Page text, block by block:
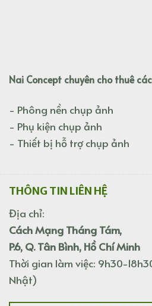
Nai Concept chuyên cho thuê
- Phông nền chụp ảnh
- Phụ kiện chụp ảnh
- Thiết bị hỗ trợ chụp ảnh
THÔNG TIN LIÊN HỆ
Địa chỉ:
Cách Mạng Tháng Tám,
P.6, Q. Tân Bình, Hồ Chí Minh
Thời gian làm việc: 9h30-
Nhật)